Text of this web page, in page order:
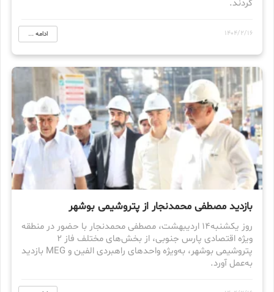
کردند.
1404/2/16 ادامه ...
بازدید مصطفی محمدنجار از پتروشیمی بوشهر
روز یکشنبه۱۴ اردیبهشت، مصطفی محمدنجار با حضور در منطقه
ویژه اقتصادی پارس جنوبی، از بخش‌های مختلف فاز ۲
پتروشیمی بوشهر، به‌ویژه واحدهای راهبردی الفین و MEG بازدید
به‌عمل آورد.